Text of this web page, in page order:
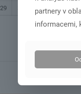
29
partnery v
informacemi,